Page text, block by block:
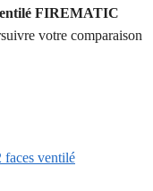
FIREMATIC
votre comparaison
faces ventilé